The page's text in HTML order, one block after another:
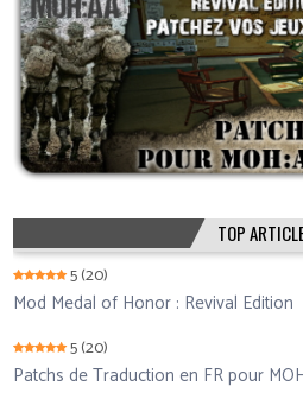
TOP
5(20)
Mod Medal of Honor : Revival Edition
5(20)
Patchs de Traduction en FR pour